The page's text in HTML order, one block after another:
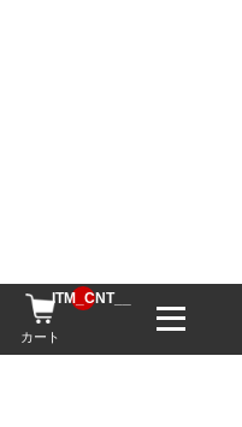
カート
__ITM_CNT__